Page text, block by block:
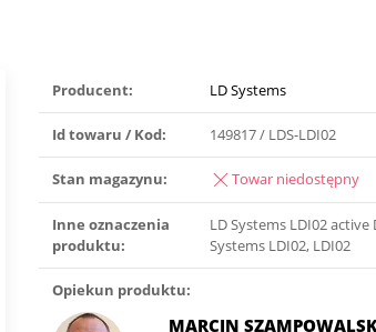
Producent: LD Systems
Id towaru / Kod: 149817 / LDS-LDI02
Stan magazynu: Towar niedostępny
Inne oznaczenia
produktu:
LD Systems LDI02 active
Systems LDI02, LDI02
Opiekun produktu:
MARCIN